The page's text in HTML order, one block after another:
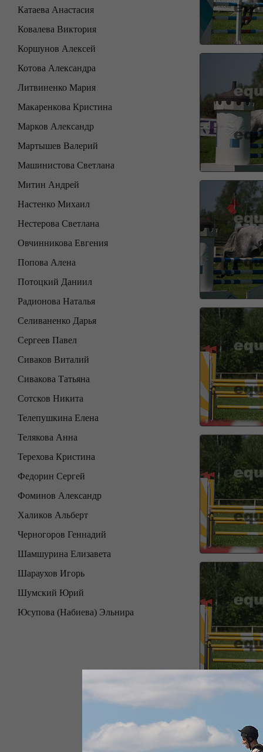
Катаева Анастасия
Ковалева Виктория
Коршунов Алексей
Котова Александра
Литвиненко Мария
Макаренкова Кристина
Марков Александр
Мартышев Валерий
Машинистова Светлана
Митин Андрей
Настенко Михаил
Нестерова Светлана
Овчинникова Евгения
Попова Алена
Потоцкий Даниил
Радионова Наталья
Селиваненко Дарья
Сергеев Павел
Сиваков Виталий
Сивакова Татьяна
Сотсков Никита
Телепушкина Елена
Телякова Анна
Терехова Кристина
Федорин Сергей
Фоминов Александр
Халиков Альберт
Черногоров Геннадий
Шамшурина Елизавета
Шараухов Игорь
Шумский Юрий
Юсупова (Набиева) Эльнира